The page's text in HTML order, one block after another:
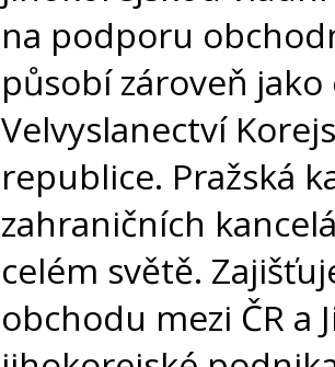
na podporu
působí zároveň
Velvyslanectví
republice. Pražská
zahraničních
celém světě.
obchodu mezi ČR a